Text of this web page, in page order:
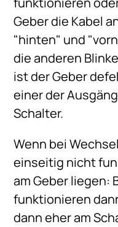
Geber die Kabel
"hinten" und
die anderen
ist der Geber
einer der
Schalter.
Wenn bei
einseitig nicht
am Geber liegen:
funktionieren
dann eher am